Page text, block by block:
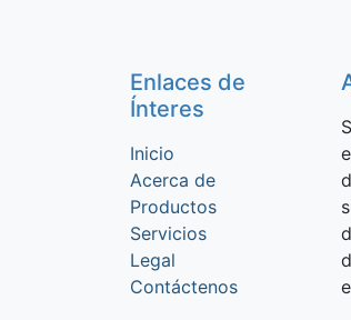
Enlaces de
Ínteres
Inicio
Acerca de
Productos
Servicios
Legal
Contáctenos